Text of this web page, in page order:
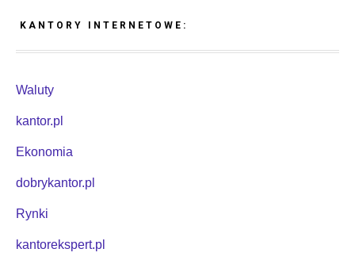
KANTORY INTERNETOWE:
Waluty
kantor.pl
Ekonomia
dobrykantor.pl
Rynki
kantorekspert.pl